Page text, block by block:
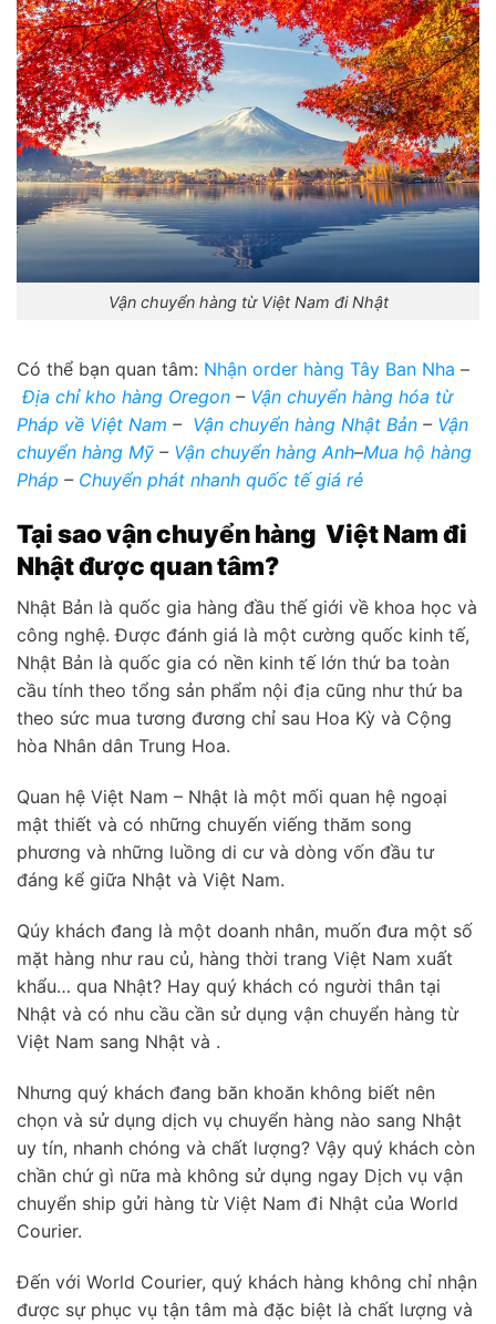
Vận chuyển hàng từ Việt Nam đi Nhật
Có thể bạn quan tâm: Nhận order hàng Tây Ban Nha –
Địa chỉ kho hàng Oregon – Vận chuyển hàng hóa từ
Pháp về Việt Nam – Vận chuyển hàng Nhật Bản – Vận
chuyển hàng Mỹ – Vận chuyển hàng Anh–Mua hộ hàng
Pháp – Chuyển phát nhanh quốc tế giá rẻ
Tại sao vận chuyển hàng Việt Nam đi
Nhật được quan tâm?
Nhật Bản là quốc gia hàng đầu thế giới về khoa học và
công nghệ. Được đánh giá là một cường quốc kinh tế,
Nhật Bản là quốc gia có nền kinh tế lớn thứ ba toàn
cầu tính theo tổng sản phẩm nội địa cũng như thứ ba
theo sức mua tương đương chỉ sau Hoa Kỳ và Cộng
hòa Nhân dân Trung Hoa.
Quan hệ Việt Nam – Nhật là một mối quan hệ ngoại
mật thiết và có những chuyến viếng thăm song
phương và những luồng di cư và dòng vốn đầu tư
đáng kể giữa Nhật và Việt Nam.
Qúy khách đang là một doanh nhân, muốn đưa một số
mặt hàng như rau củ, hàng thời trang Việt Nam xuất
khẩu… qua Nhật? Hay quý khách có người thân tại
Nhật và có nhu cầu cần sử dụng vận chuyển hàng từ
Việt Nam sang Nhật và .
Nhưng quý khách đang băn khoăn không biết nên
chọn và sử dụng dịch vụ chuyển hàng nào sang Nhật
uy tín, nhanh chóng và chất lượng? Vậy quý khách còn
chần chứ gì nữa mà không sử dụng ngay Dịch vụ vận
chuyển ship gửi hàng từ Việt Nam đi Nhật của World
Courier.
Đến với World Courier, quý khách hàng không chỉ nhận
được sự phục vụ tận tâm mà đặc biệt là chất lượng và